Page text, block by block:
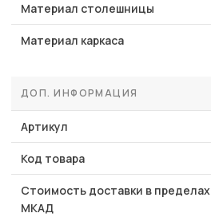
Материал столешницы
Материал каркаса
ДОП. ИНФОРМАЦИЯ
Артикул
Код товара
Стоимость доставки в пределах
МКАД